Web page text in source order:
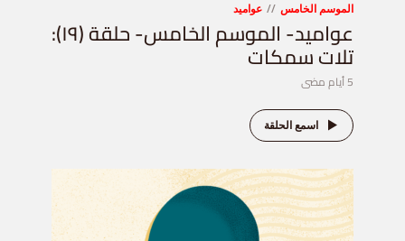
الموسم الخامس عواميد
عواميد- الموسم الخامس- حلقة (١٩):
تلات سمكات
5 أيام مضى
اسمع الحلقة